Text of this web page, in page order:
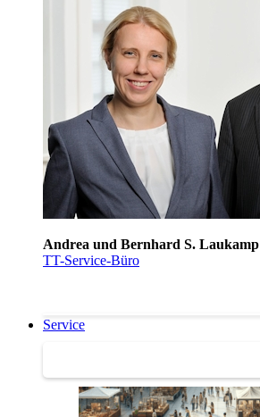
Andrea und Bernhard S. Laukamp
TT-Service-Büro
Service